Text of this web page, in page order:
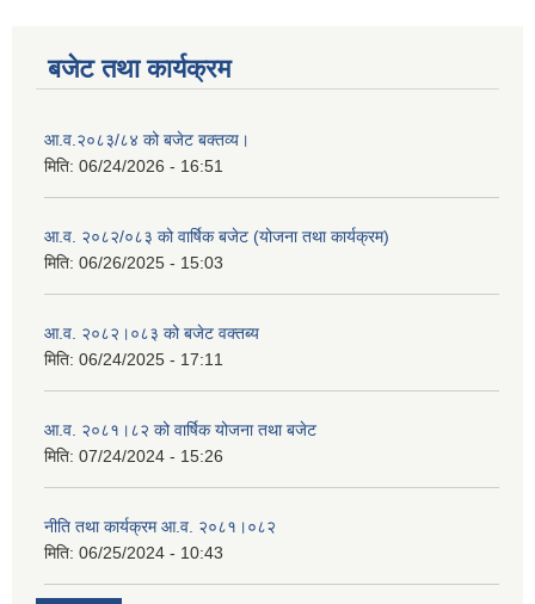
बजेट तथा कार्यक्रम
आ.व.२०८३/८४ को बजेट बक्तव्य।
मिति: 06/24/2026 - 16:51
आ.व. २०८२/०८३ को वार्षिक बजेट (योजना तथा कार्यक्रम)
मिति: 06/26/2025 - 15:03
आ.व. २०८२।०८३ को बजेट वक्तब्य
मिति: 06/24/2025 - 17:11
आ.व. २०८१।८२ को वार्षिक योजना तथा बजेट
मिति: 07/24/2024 - 15:26
नीति तथा कार्यक्रम आ.व. २०८१।०८२
मिति: 06/25/2024 - 10:43